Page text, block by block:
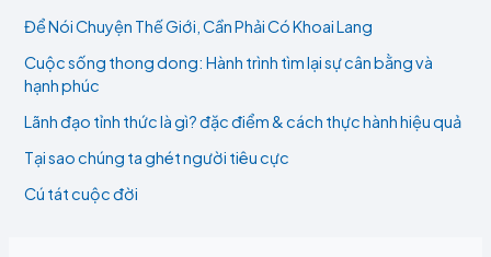
Để Nói Chuyện Thế Giới, Cần Phải Có Khoai Lang
Cuộc sống thong dong: Hành trình tìm lại sự cân bằng và
hạnh phúc
Lãnh đạo tỉnh thức là gì? đặc điểm & cách thực hành hiệu quả
Tại sao chúng ta ghét người tiêu cực
Cú tát cuộc đời